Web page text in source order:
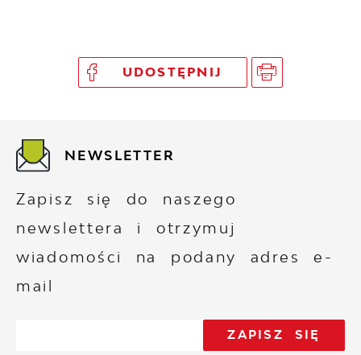
UDOSTĘPNIJ
NEWSLETTER
Zapisz się do naszego
newslettera i otrzymuj
wiadomości na podany adres e-
mail